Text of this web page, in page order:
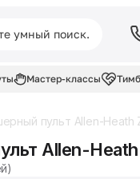
Мастер-классы
пульт Allen-Heath
Allen-